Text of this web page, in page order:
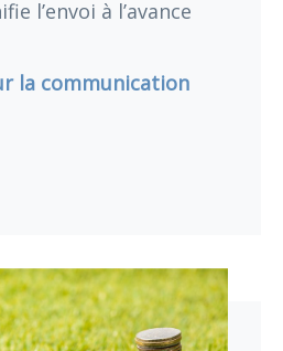
l’envoi à l’avance
la communication